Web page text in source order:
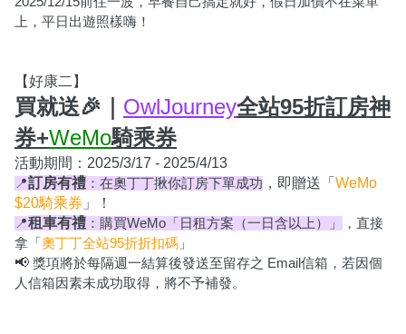
上，平日出遊照樣嗨！
【好康二】
買就送🎉｜ OwlJourney全站95折訂房神
券+WeMo騎乘券
活動期間：2025/3/17 - 2025/4/13
📍訂房有禮 ：在奧丁丁揪你訂房下單成功 ，即贈送「 WeMo
$20騎乘券 」！
📍租車有禮 ：購買WeMo「日租方案（一日含以上）」
，直接
拿「 奧丁丁全站95折折扣碼 」
📢 獎項將於每隔週一結算後發送至留存之 Email信箱，若因個
人信箱因素未成功取得，將不予補發。